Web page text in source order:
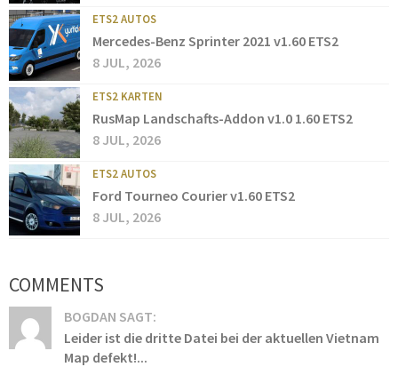
ETS2 AUTOS
Mercedes-Benz Sprinter 2021 v1.60 ETS2
8 JUL, 2026
ETS2 KARTEN
RusMap Landschafts-Addon v1.0 1.60 ETS2
8 JUL, 2026
ETS2 AUTOS
Ford Tourneo Courier v1.60 ETS2
8 JUL, 2026
COMMENTS
BOGDAN SAGT:
Leider ist die dritte Datei bei der aktuellen Vietnam
Map defekt!...